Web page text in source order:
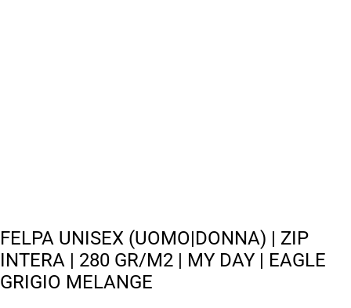
FELPA UNISEX (UOMO|DONNA) | ZIP
INTERA | 280 GR/M2 | MY DAY | EAGLE
GRIGIO MELANGE